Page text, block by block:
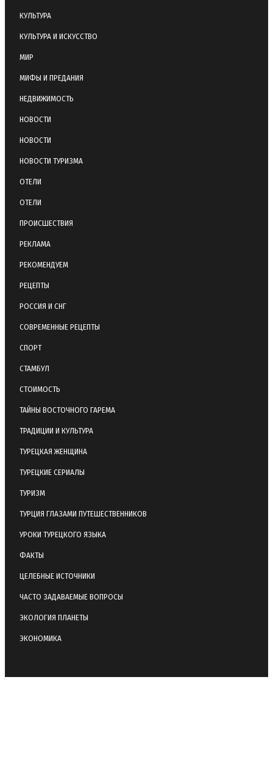
КУЛЬТУРА
КУЛЬТУРА И ИСКУССТВО
МИР
МИФЫ И ПРЕДАНИЯ
НЕДВИЖИМОСТЬ
НОВОСТИ
НОВОСТИ
НОВОСТИ ТУРИЗМА
ОТЕЛИ
ОТЕЛИ
ПРОИСШЕСТВИЯ
РЕКЛАМА
РЕКОМЕНДУЕМ
РЕЦЕПТЫ
РОССИЯ И СНГ
СОВРЕМЕННЫЕ РЕЦЕПТЫ
СПОРТ
СТАМБУЛ
СТОИМОСТЬ
ТАЙНЫ ВОСТОЧНОГО ГАРЕМА
ТРАДИЦИИ И КУЛЬТУРА
ТУРЕЦКАЯ ЖЕНЩИНА
ТУРЕЦКИЕ СЕРИАЛЫ
ТУРИЗМ
ТУРЦИЯ ГЛАЗАМИ ПУТЕШЕСТВЕННИКОВ
УРОКИ ТУРЕЦКОГО ЯЗЫКА
ФАКТЫ
ЦЕЛЕБНЫЕ ИСТОЧНИКИ
ЧАСТО ЗАДАВАЕМЫЕ ВОПРОСЫ
ЭКОЛОГИЯ ПЛАНЕТЫ
ЭКОНОМИКА